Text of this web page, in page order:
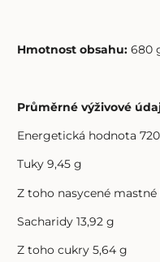
Hmotnost obsahu: 680
Průměrné výživové
Energetická hodnota 720
Tuky 9,45 g
Z toho nasycené mastné
Sacharidy 13,92 g
Z toho cukry 5,64 g